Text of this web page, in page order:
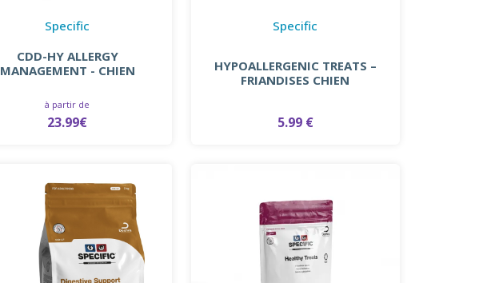
Specific
CDD-HY ALLERGY
MANAGEMENT - CHIEN
à partir de
23.99€
Specific
HYPOALLERGENIC TREATS –
FRIANDISES CHIEN
5.99 €